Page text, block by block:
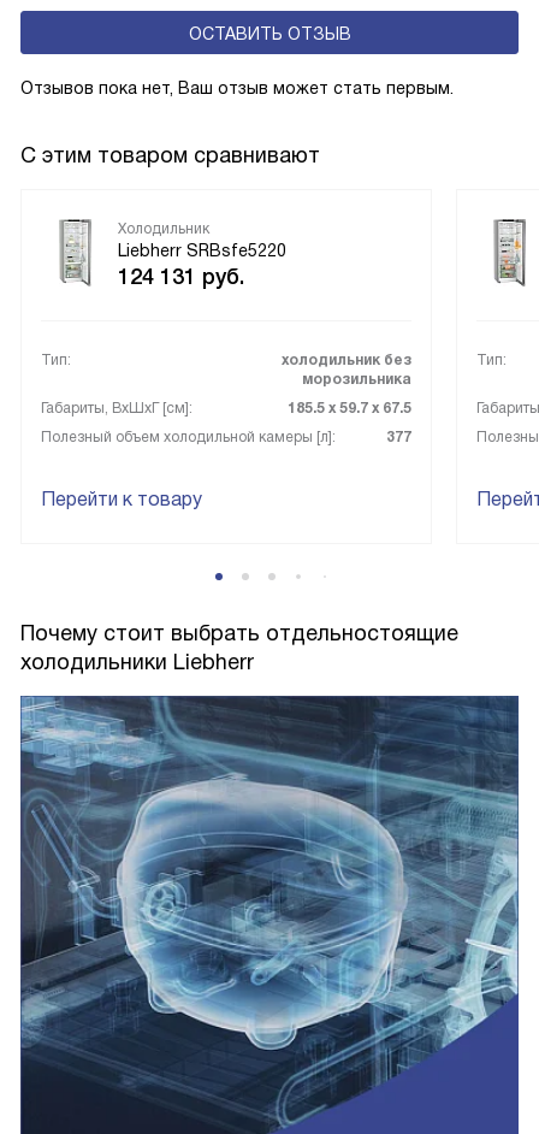
эксплуатацию и чаще всего оснащены нулевой зоной
свежести BioFresh 0°C. Они встречаются в сериях Plus,
ОСТАВИТЬ ОТЗЫВ
Отзывов пока нет, Ваш отзыв может стать первым.
С этим товаром сравнивают
Холодильник
Liebherr SRBsfe5220
124 131 руб.
Тип:
холодильник без
морозильника
Габариты, ВxШxГ [см]:
185.5 х 59.7 х 67.5
Полезный объем холодильной камеры [л]:
377
Перейти к товару
Тип:
Почему стоит выбрать отдельностоящие
холодильники Liebherr